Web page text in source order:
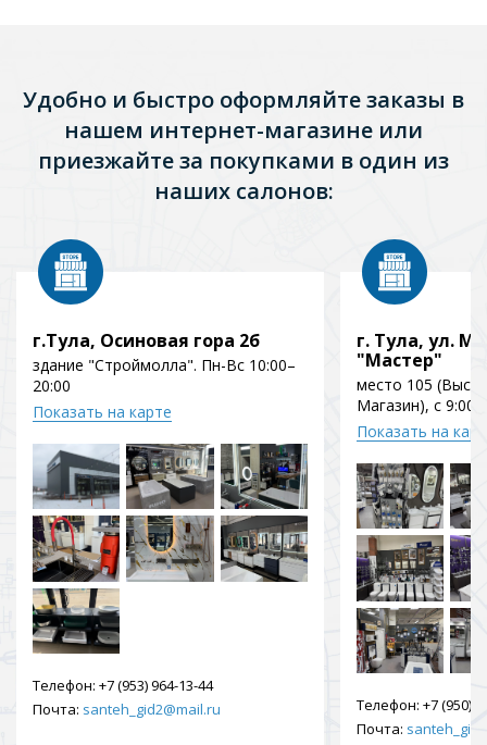
Удобно и быстро оформляйте заказы в
нашем интернет-магазине или
приезжайте за покупками в один из
наших салонов:
г.Тула, Осиновая гора 2б
здание "Строймолла". Пн-Вс 10:00–
20:00
Показать на карте
Телефон: +7 (953) 964-13-44
Почта: santeh_gid2@mail.ru
г. Тула, ул.
"Мастер"
место 105
Магазин), с 9:00
Показать на
Телефон: +7 (950)
Почта: